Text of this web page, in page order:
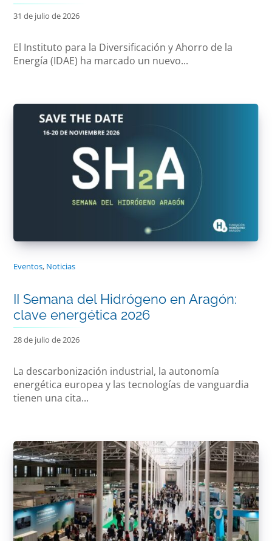
31 de julio de 2026
El Instituto para la Diversificación y Ahorro de la
Energía (IDAE) ha marcado un nuevo...
Eventos, Noticias
II Semana del Hidrógeno en Aragón:
clave energética 2026
28 de julio de 2026
La descarbonización industrial, la autonomía
energética europea y las tecnologías de vanguardia
tienen una cita...